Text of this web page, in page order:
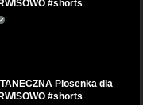
#shorts
Piosenka dla
#shorts